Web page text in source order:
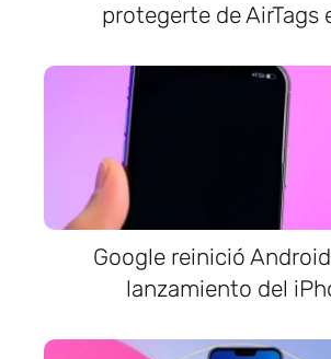
protegerte de AirTags
Google reinició
lanzamiento del